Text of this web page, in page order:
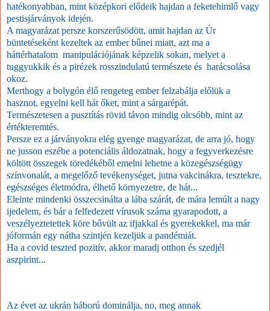
hatékonyabban, mint középkori elődeik hajdan a feketehimlő vagy
pestisjárványok idején.
A magyarázat persze korszerűsödött, amit hajdan az Úr
büntetéseként kezeltek az ember bűnei miatt, azt ma a
háttérhatalom manipulációjának képzelik sokan, melyet a
tuggyukkik és a pirézek rosszindulatú természete és harácsolása
okoz.
Merthogy a bolygón élő rengeteg ember felzabálja előlük a
hasznot, egyelni kell hát őket, mint a sárgarépát.
Természetesen a pusztítás rövid távon mindig olcsóbb, mint az
értékteremtés.
Persze ez a járványokra elég gyenge magyarázat, de arra jó, hogy
ne jusson eszébe a potenciális áldozatnak, hogy a fegyverkezésre
költött összegek töredékéből emelni lehetne a közegészségügy
színvonalát, a megelőző tevékenységet, jutna vakcinákra, tesztekre,
egészséges életmódra, élhető környezetre, de hát...
Eleinte mindenki összecsinálta a lába szárát, de mára lemúlt a nagy
ijedelem, és bár a felfedezett vírusok száma gyarapodott, a
veszélyeztetettek köre bővült az ifjakkal és gyerekekkel, ma már
jóformán egy nátha szintjén kezeljük a pandémiát.
Ha a covid teszted pozitív, akkor maradj otthon és szedjél
aszpirint...
Az évet az ukrán háború dominálja, no, meg annak